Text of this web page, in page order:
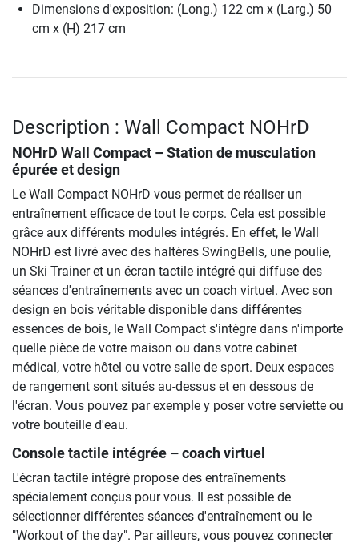
Dimensions d'exposition: (Long.) 122 cm x (Larg.) 50
cm x (H) 217 cm
Description : Wall Compact NOHrD
NOHrD Wall Compact – Station de musculation
épurée et design
Le Wall Compact NOHrD vous permet de réaliser un
entraînement efficace de tout le corps. Cela est possible
grâce aux différents modules intégrés. En effet, le Wall
NOHrD est livré avec des haltères SwingBells, une poulie,
un Ski Trainer et un écran tactile intégré qui diffuse des
séances d'entraînements avec un coach virtuel. Avec son
design en bois véritable disponible dans différentes
essences de bois, le Wall Compact s'intègre dans n'importe
quelle pièce de votre maison ou dans votre cabinet
médical, votre hôtel ou votre salle de sport. Deux espaces
de rangement sont situés au-dessus et en dessous de
l'écran. Vous pouvez par exemple y poser votre serviette ou
votre bouteille d'eau.
Console tactile intégrée – coach virtuel
L'écran tactile intégré propose des entraînements
spécialement conçus pour vous. Il est possible de
sélectionner différentes séances d'entraînement ou le
"Workout of the day". Par ailleurs, vous pouvez connecter